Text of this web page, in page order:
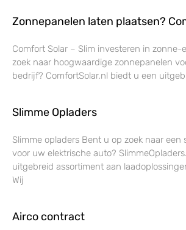
Zonnepanelen laten plaatsen?
Comfort Solar – Slim investeren in zonne-
zoek naar hoogwaardige zonnepanelen
bedrijf? ComfortSolar.nl biedt u een
Slimme Opladers
Slimme opladers Bent u op zoek naar een
voor uw elektrische auto?
uitgebreid assortiment aan
Wij
Airco contract